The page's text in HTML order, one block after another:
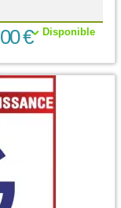
Disponible
€